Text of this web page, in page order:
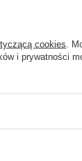
(100
cookies .
i prywatności